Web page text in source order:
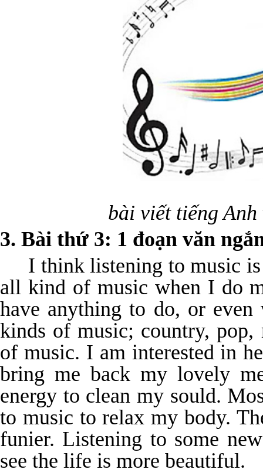
bài viết tiếng
3. Bài thứ 3: 1 đoạn văn
I think listening to music
all kind of music when I do
have anything to do, or
kinds of music; country,
of music. I am interested in
bring me back my lovely
energy to clean my sould.
to music to relax my body.
funier. Listening to some
see the life is more beautiful.